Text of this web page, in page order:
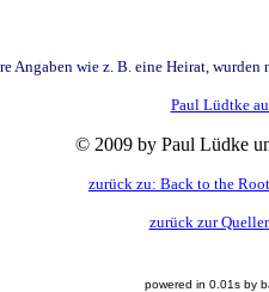
wie z. B. eine Heirat, wurden
Paul Lüdtke
© 2009 by Paul Lüdke
zurück zu: Back to the
zurück zur
powered in 0.01s by